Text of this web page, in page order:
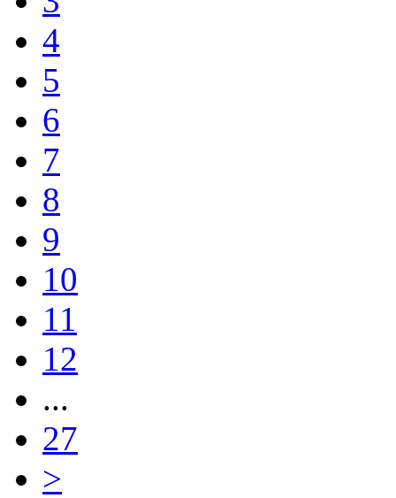
4
5
6
7
8
9
10
11
12
...
27
>